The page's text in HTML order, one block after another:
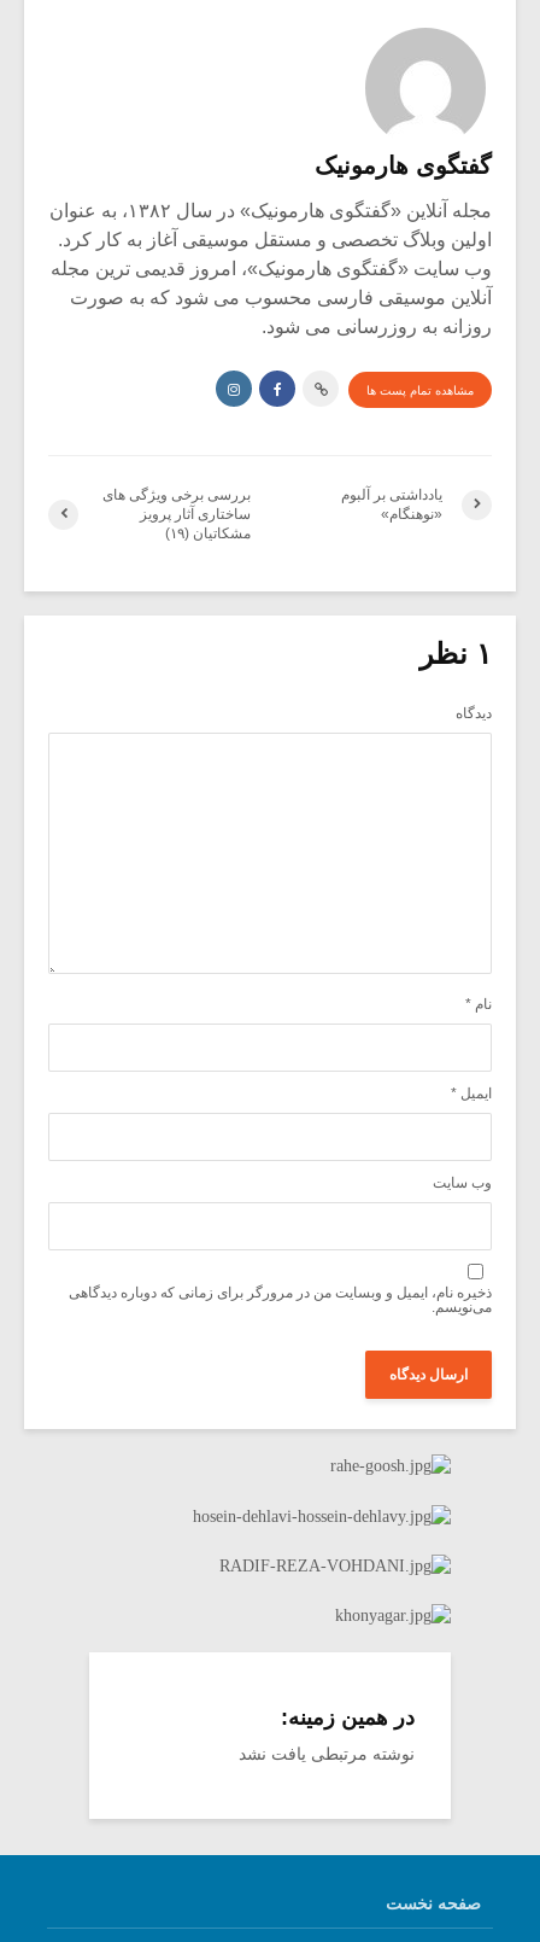
گفتگوی هارمونیک
مجله آنلاین «گفتگوی هارمونیک» در سال ۱۳۸۲، به عنوان
اولین وبلاگ تخصصی و مستقل موسیقی آغاز به کار کرد.
وب سایت «گفتگوی هارمونیک»، امروز قدیمی ترین مجله
آنلاین موسیقی فارسی محسوب می شود که به صورت
روزانه به روزرسانی می شود.
مشاهده تمام پست ها
بررسی برخی ویژگی های
ساختاری آثار پرویز
مشکاتیان (۱۹)
یادداشتی بر آلبوم
«نوهنگام»
۱ نظر
دیدگاه
نام *
ایمیل *
وب‌ سایت
ذخیره نام، ایمیل و وبسایت من در مرورگر برای زمانی که دوباره دیدگاهی
می‌نویسم.
در همین زمینه:
نوشته مرتبطی یافت نشد
صفحه نخست